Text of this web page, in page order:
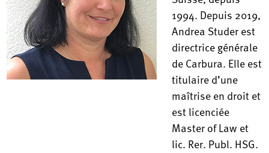
1994. Depuis 2019,
Andrea Studer est
directrice générale
de Carbura. Elle est
titulaire d’une
maîtrise en droit et
est licenciée
Master of Law et
lic. Rer. Publ. HSG.